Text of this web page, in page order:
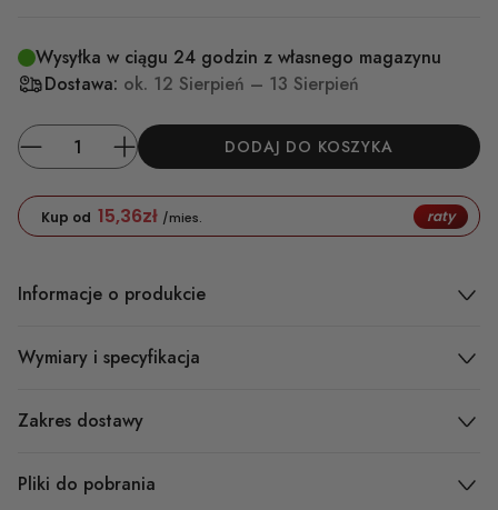
Wysyłka w ciągu 24 godzin z własnego magazynu
Dostawa: ok. 12 Sierpień – 13 Sierpień
DODAJ DO KOSZYKA
Kup od 15,36zł /mies. raty
Informacje o produkcie
Wymiary i specyfikacja
Zakres dostawy
Pliki do pobrania